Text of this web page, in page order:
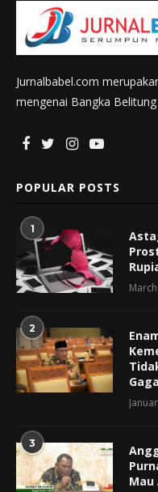
Jurnalbabel.com
mengenai Bangka
POPULAR POSTS
1
2
3